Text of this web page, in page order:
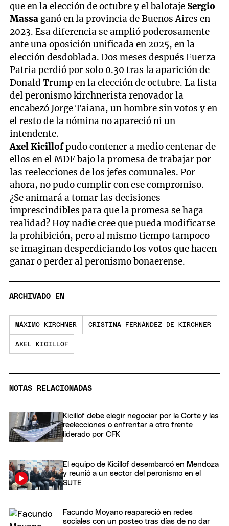
que en la elección de octubre y el balotaje Sergio
Massa ganó en la provincia de Buenos Aires en
2023. Esa diferencia se amplió poderosamente
ante una oposición unificada en 2025, en la
elección desdoblada. Dos meses después Fuerza
Patria perdió por solo 0.30 tras la aparición de
Donald Trump en la elección de octubre. La lista
del peronismo kirchnerista renovador la
encabezó Jorge Taiana, un hombre sin votos y en
el resto de la nómina no apareció ni un
intendente.
Axel Kicillofpudo contener a medio centenar de
ellos en el MDF bajo la promesa de trabajar por
las reelecciones de los jefes comunales. Por
ahora, no pudo cumplir con ese compromiso.
¿Se animará a tomar las decisiones
imprescindibles para que la promesa se haga
realidad? Hoy nadie cree que pueda modificarse
la prohibición, pero al mismo tiempo tampoco
se imaginan desperdiciando los votos que hacen
ganar o perder al peronismo bonaerense.
ARCHIVADO EN
MÁXIMO KIRCHNER CRISTINA FERNÁNDEZ DE KIRCHNER
AXEL KICILLOF
NOTAS RELACIONADAS
Kicillof debe elegir negociar por la Corte y las
reelecciones o enfrentar a otro frente
liderado por CFK
El equipo de Kicillof desembarcó en Mendoza
y reunió a un sector del peronismo en el
SUTE
Facundo Moyano reapareció en redes
sociales con un posteo tras días de no dar